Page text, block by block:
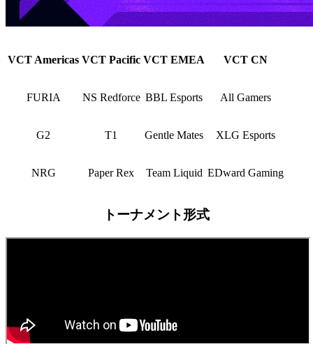
VCT Americas VCT Pacific VCT EMEA VCT CN
FURIA NS Redforce BBL Esports All Gamers
G2 T1 Gentle Mates XLG Esports
NRG Paper Rex Team Liquid EDward Gaming
トーナメント形式